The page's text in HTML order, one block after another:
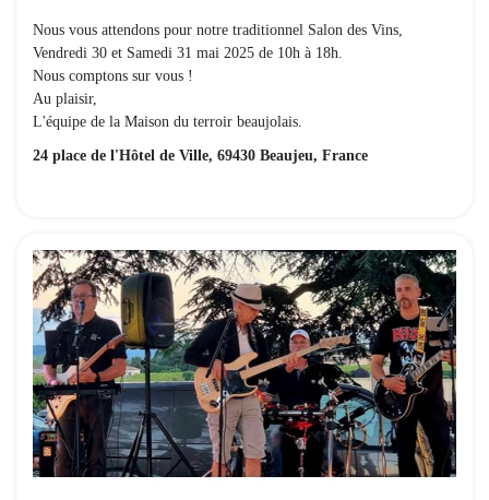
Nous vous attendons pour notre traditionnel Salon des Vins,
Vendredi 30 et Samedi 31 mai 2025 de 10h à 18h.
Nous comptons sur vous !
Au plaisir,
L'équipe de la Maison du terroir beaujolais.
24 place de l'Hôtel de Ville, 69430 Beaujeu, France